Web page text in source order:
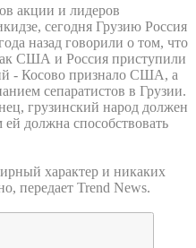
акции и лидеров
сегодня Грузию Россия
назад говорили о том, что
США и Россия приступили
- Косово признало США, а
сепаратистов в Грузии.
грузинский народ должен
должна способствовать
характер и никаких
передает Trend News.